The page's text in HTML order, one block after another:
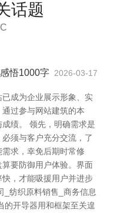
话题
悟1000字 2026-03-17
成为企业展示形象、实
过参与网站建筑的本
绩。 领先，明确需求是
须与客户充分交流，了
求，幸免后期时常修
要防御用户体验。界面
，才能吸援用户并进步
_纺织原料销售_商务信息
的开导器用和框架至关遑